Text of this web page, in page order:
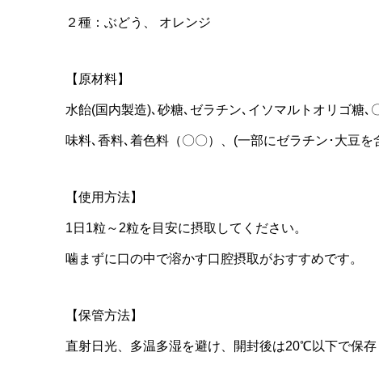
２種：ぶどう、 オレンジ
【原材料】
水飴(国内製造)､砂糖､ゼラチン､イソマルトオリゴ糖
味料､香料､着色料（〇〇）、(一部にゼラチン･大豆を
【使用方法】
1日1粒～2粒を目安に摂取してください。
噛まずに口の中で溶かす口腔摂取がおすすめです。
【保管方法】
直射日光、多温多湿を避け、開封後は20℃以下で保存